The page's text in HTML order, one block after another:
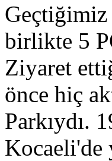
birlikte 5
Ziyaret
önce hiç
Parkıydı.
Kocaeli'de